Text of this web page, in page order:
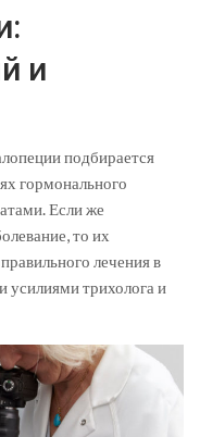
и
подбирается
гормонального
Если же
то их
лечения в
усилиями трихолога и